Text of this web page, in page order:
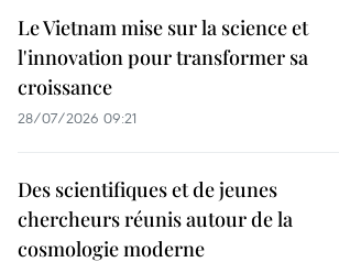
Le Vietnam mise sur la science et
l'innovation pour transformer sa
croissance
28/07/2026 09:21
Des scientifiques et de jeunes
chercheurs réunis autour de la
cosmologie moderne